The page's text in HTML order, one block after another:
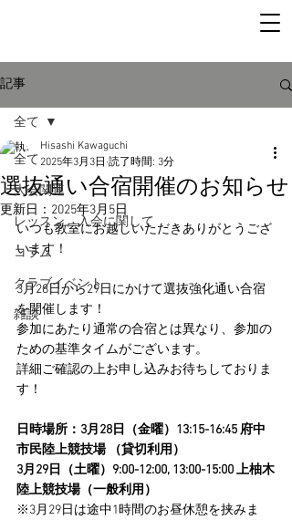
記事
全て
大会関連
レッスン、入会に関して
コラム
クラブイベント
雑談
全て
選抜通い合宿開催のお知らせ
Hisashi Kawaguchi
2025年3月3日 読了時間: 3分
更新日： 2025年3月5日
いつも教室にお越しいただきありがとうござ
います！
3月28日から29日にかけて選抜強化通い合宿
を開催します！
参加にあたり通常の合宿とは異なり、参加の
ための基準タイムがございます。
詳細ご確認の上お申し込みお待ちしておりま
す！
日時場所：3月28日（金曜）13:15-16:45 府中
市民陸上競技場 （貸切利用）
3月29日（土曜）9:00-12:00, 13:00-15:00 上柚木
陸上競技場（一般利用）
※3月29日は途中1時間のお昼休憩を挟みま